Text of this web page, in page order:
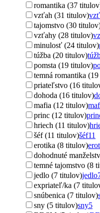
romantika (37
vzťah (31 titulov)
tajomstvo (30
vzťahy (28 titulov)
minulosť (24 titulov)
túžba (20 titulov)
pomsta (19 titulov)
temná romantika
priateľstvo (16
dohoda (16 titulov)
mafia (12 titulov)
princ (12 titulov)
hriech (11 titulov)
šéf (11 titulov)šéf11
erotika (8 titulov)
dohodnuté
temné tajomstvo (8
jedlo (7 titulov)jedlo
expriateľ/ka (7
snúbenica (7 titulov)
sny (5 titulov)sny5